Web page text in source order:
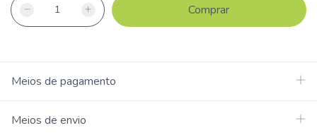
Meios de pagamento
Meios de envio